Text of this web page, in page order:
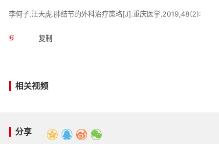
李何子,汪天虎.肺结节的外科治疗策略[J].重庆医学,2019,48(2):
复制
相关视频
分享